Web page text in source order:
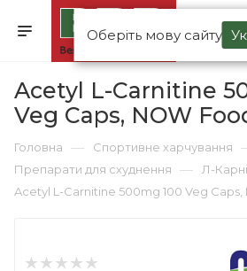
Оберіть мову сайту
Acetyl L-Carnitine
Veg Caps, NOW
Головна — Спортивне харчування
Препарати для схуднення — Л-
Acetyl L-Carnitine 500mg 100 Veg